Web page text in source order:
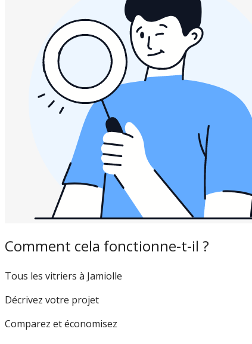
Comment cela fonctionne-t-il ?
Tous les vitriers à Jamiolle
Décrivez votre projet
Comparez et économisez